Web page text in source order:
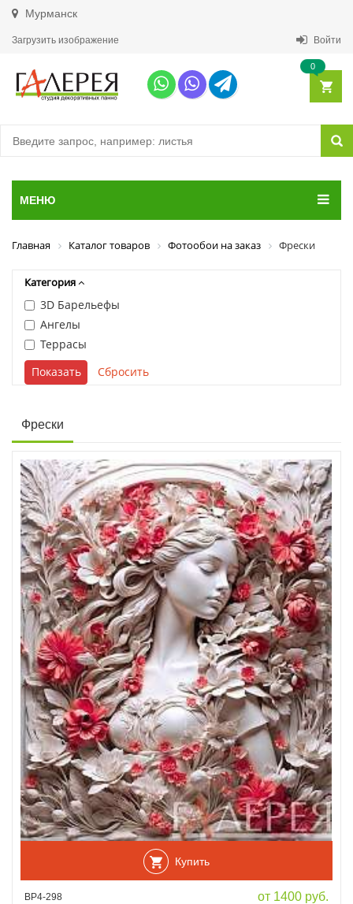
Мурманск
Загрузить изображение Войти
0
МЕНЮ
Главная Каталог товаров Фотообои на заказ Фрески
Категория
3D Барельефы
Ангелы
Террасы
Фрески
Купить
ВР4-298 от 1400 руб.